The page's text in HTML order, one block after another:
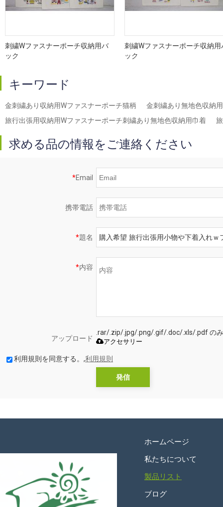
刺繍Wファスナーポーチ収納用バ
ック
刺繍Wファスナーポーチ収納用
ック
キーワード
金刺繍あり収納用Wファスナーポーチ猫柄
金刺繍あり無地色収納
旅行出張用収納用Wファスナーポーチ刺繍あり無地色収納用巾着
求める品の情報をご連絡ください
*Email
携帯電話
*題名
*内容
アップロード
.rar/.zip/.jpg/.png/.gif/.doc/.xls/.pdf の
アクセサリー
利用規則を同意する。,利用規則
発信
ホームページ
私たちについて
製品リスト
ブログ